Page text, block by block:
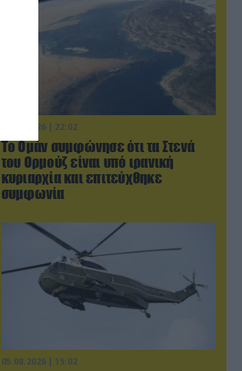
05.08.2026 | 22:02
Το Ομάν συμφώνησε ότι τα Στενά
του Ορμούζ είναι υπό ιρανική
κυριαρχία και επιτεύχθηκε
συμφωνία
05.08.2026 | 15:02